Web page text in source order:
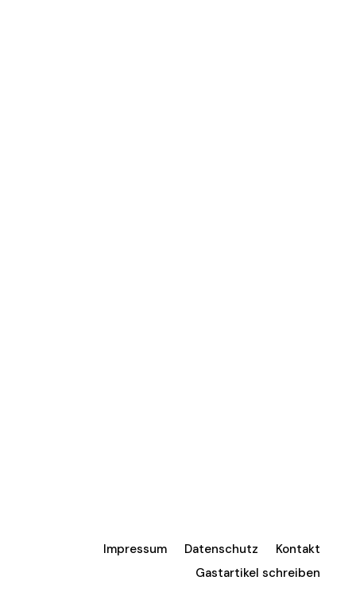
Impressum Datenschutz
Kontakt
Gastartikel schreiben